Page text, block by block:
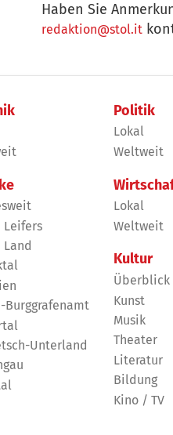
Haben Sie
redaktion@stol.it
Leifers
Land
Burggrafenamt
Unterland
Politik
Lokal
Weltweit
Lokal
Weltweit
Kultur
Überblick
Kunst
Musik
Theater
Literatur
Bildung
Kino / TV